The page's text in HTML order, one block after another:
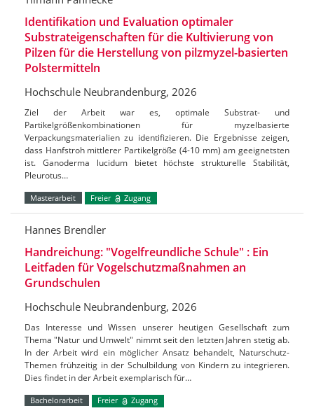
Identifikation und Evaluation optimaler
Substrateigenschaften für die Kultivierung von
Pilzen für die Herstellung von pilzmyzel-basierten
Polstermitteln
Hochschule Neubrandenburg, 2026
Ziel der Arbeit war es, optimale Substrat- und
Partikelgrößenkombinationen für myzelbasierte
Verpackungsmaterialien zu identifizieren. Die Ergebnisse zeigen,
dass Hanfstroh mittlerer Partikelgröße (4-10 mm) am geeignetsten
ist. Ganoderma lucidum bietet höchste strukturelle Stabilität,
Pleurotus…
Masterarbeit Freier Zugang
Hannes Brendler
Handreichung: "Vogelfreundliche Schule" : Ein
Leitfaden für Vogelschutzmaßnahmen an
Grundschulen
Hochschule Neubrandenburg, 2026
Das Interesse und Wissen unserer heutigen Gesellschaft zum
Thema "Natur und Umwelt" nimmt seit den letzten Jahren stetig ab.
In der Arbeit wird ein möglicher Ansatz behandelt, Naturschutz-
Themen frühzeitig in der Schulbildung von Kindern zu integrieren.
Dies findet in der Arbeit exemplarisch für…
Bachelorarbeit Freier Zugang